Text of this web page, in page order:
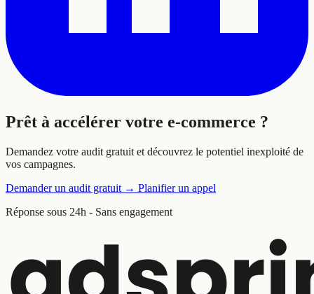
Prêt à accélérer votre e-commerce ?
Demandez votre audit gratuit et découvrez le potentiel inexploité de
vos campagnes.
Demander un audit gratuit → Planifier un appel
Réponse sous 24h - Sans engagement